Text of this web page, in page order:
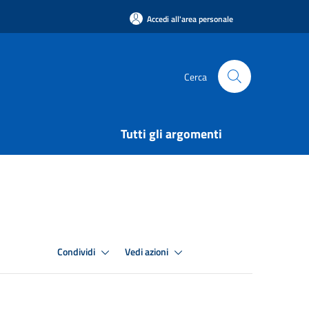
Accedi all'area personale
Cerca
Tutti gli argomenti
Condividi Vedi azioni